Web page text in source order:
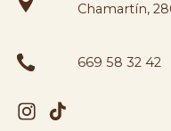
Chamartín,
669 58 32 42